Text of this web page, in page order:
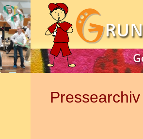
Pressearchiv